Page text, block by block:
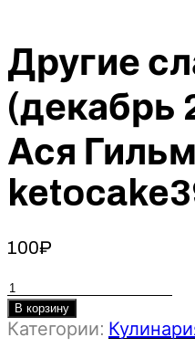
Другие
(декабрь
Ася
100₽
Количество
товара
Другие
В корзину
Категории: